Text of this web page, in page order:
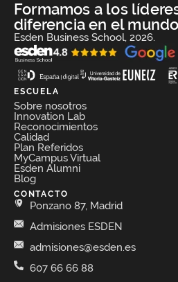
Formamos a los
diferencia en el mundo
Esden Business School, 2026.
ESCUELA
Sobre nosotros
Innovation Lab
Reconocimientos
Calidad
Plan Referidos
MyCampus Virtual
Esden Alumni
Blog
CONTACTO
Ponzano 87, Madrid
Admisiones ESDEN
admisiones@esden.es
607 66 66 88